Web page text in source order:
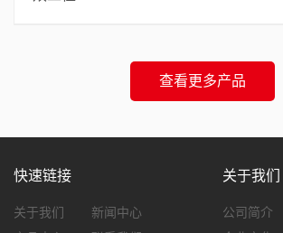
查看更多产品
快速链接
关于我们
新闻中心
关于我们
公司简介